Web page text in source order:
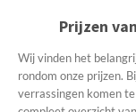
Prijzen
Wij vinden het
rondom onze prijzen.
verrassingen komen